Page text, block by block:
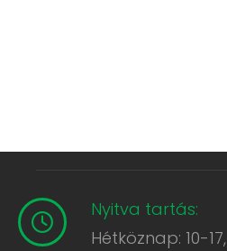
Nyitva tartás:
Hétköznap: 10-17,